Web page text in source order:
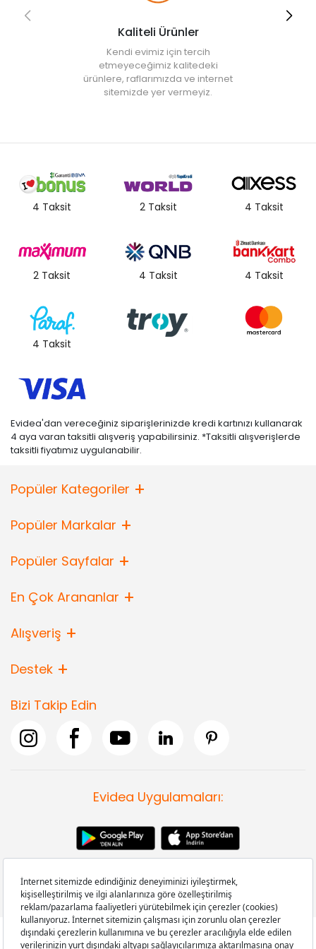
Kaliteli Ürünler
Kendi evimiz için tercih
etmeyeceğimiz kalitedeki
ürünlere, raflarımızda ve internet
sitemizde yer vermeyiz.
4 Taksit 2 Taksit 4 Taksit
2 Taksit 4 Taksit 4 Taksit
4 Taksit
Evidea'dan vereceğiniz siparişlerinizde kredi kartınızı kullanarak
4 aya varan taksitli alışveriş yapabilirsiniz. *Taksitli alışverişlerde
taksitli fiyatımız uygulanabilir.
Popüler Kategoriler
Popüler Markalar
Popüler Sayfalar
En Çok Arananlar
Alışveriş
Destek
Bizi Takip Edin
Evidea Uygulamaları: